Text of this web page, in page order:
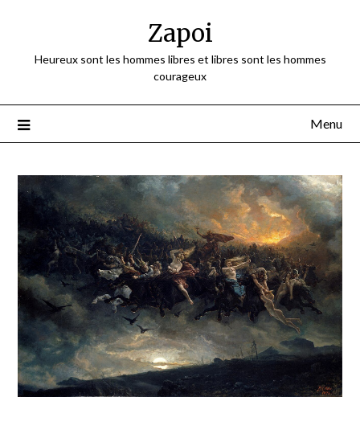
Zapoi
Heureux sont les hommes libres et libres sont les hommes
courageux
Menu